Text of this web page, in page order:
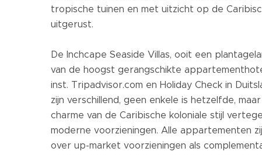
tropische tuinen en met uitzicht op de
uitgerust.
De Inchcape Seaside Villas, ooit een
van de hoogst gerangschikte
inst. Tripadvisor.com en Holiday Check in
zijn verschillend, geen enkele is hetzelfde,
charme van de Caribische koloniale stijl
moderne voorzieningen. Alle appartementen
over up-market voorzieningen als